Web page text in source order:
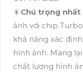
🎇 Chú trọng nhất
ảnh với chip
khả năng xác
hình ảnh. Mang
chất lượng hình